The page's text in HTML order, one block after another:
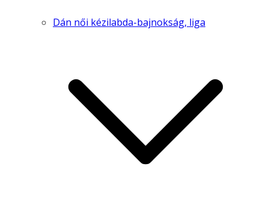
Dán női kézilabda-bajnokság, liga